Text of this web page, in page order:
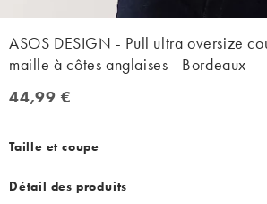
ASOS DESIGN - Pull ultra oversize
maille à côtes anglaises - Bordeaux
44,99 €
44,99 €
Taille et coupe
Détail des produits